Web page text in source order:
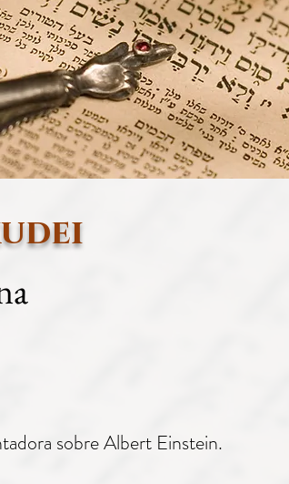
sobre Albert Einstein.